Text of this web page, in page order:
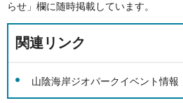
らせ」欄に随時掲載しています。
関連リンク
山陰海岸ジオパークイベント情報